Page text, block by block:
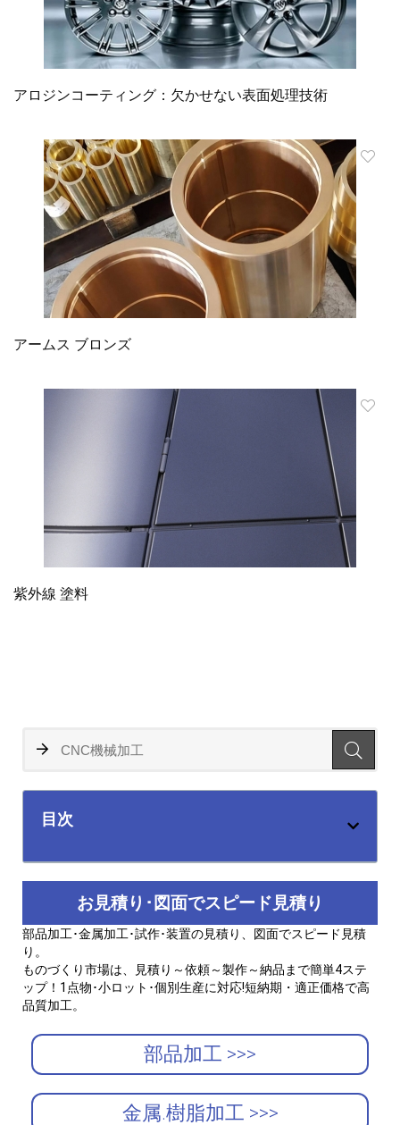
アロジンコーティング：欠かせない表面処理技術
アームス ブロンズ
紫外線 塗料
目次
お見積り･図面でスピード見積り
部品加工･金属加工･試作･装置の見積り、図面でスピード見積
り。
ものづくり市場は、見積り～依頼～製作～納品まで簡単4ステ
ップ！1点物･小ロット･個別生産に対応!短納期・適正価格で高
品質加工。
部品加工 >>>
金属.樹脂加工 >>>